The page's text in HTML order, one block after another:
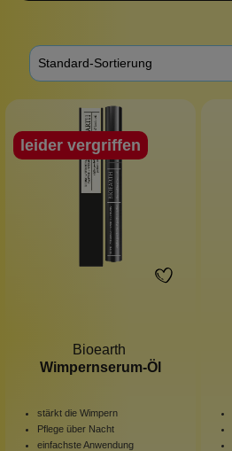
leider vergriffen
Bioearth
Wimpernserum-Öl
stärkt die Wimpern
Pflege über Nacht
einfachste Anwendung